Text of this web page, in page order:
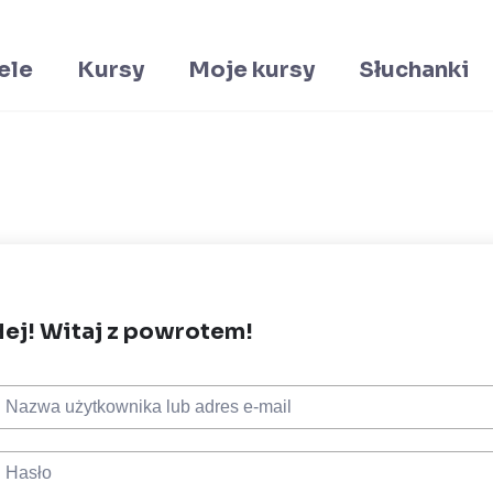
Kursy Moje kursy Słuchanki
Witaj z powrotem!